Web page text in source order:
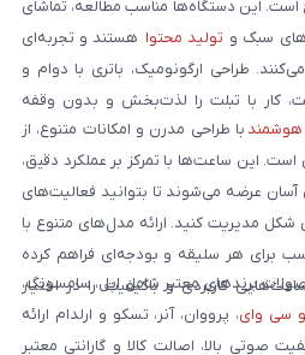
این دستگاه‌ها مناسب مطالعه، تماشای
سبک و تولید محتوا هستند و تجربه‌ای
طراحی ارگونومیک، باتری با دوام و
کار با تبلت را لذت‌بخش و بدون وقفه
هوشمند با طراحی مدرن و امکانات متنوع، از
این ساعت‌ها با تمرکز بر عملکرد دقیق،
آسان عرضه می‌شوند تا بتوانید فعالیت‌های
شکل مدیریت کنید. ارائه مدل‌های متنوع با
برای هر سلیقه و بودجه‌ای فراهم کرده
کاربردی و باکیفیت را در اختیار
برندهای معتبر شامل اپل، سامسونگ،
سی وای، پرووان، آنر، تسکو و ارلدام ارائه
صوتی بالا، اصالت کالا و گارانتی معتبر